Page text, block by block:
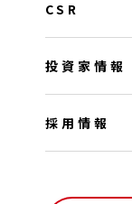
CSR
投資家情報
採用情報